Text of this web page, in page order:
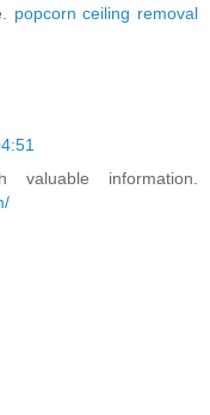
popcorn ceiling removal
information.